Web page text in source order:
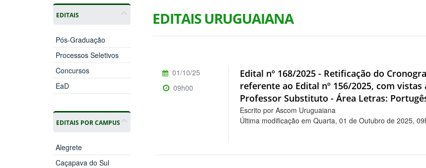
EDITAIS
Pós-Graduação
Processos Seletivos
Concursos
EaD
EDITAIS POR CAMPUS
Alegrete
Caçapava do Sul
EDITAIS URUGUAIANA
Edital nº 168/2025 - Retificação do
referente ao Edital nº 156/2025, com
Professor Substituto - Área Letras:
Escrito por Ascom Uruguaiana
Última modificação em Quarta, 01 de Outubro de 2025,
01/10/25
09h00